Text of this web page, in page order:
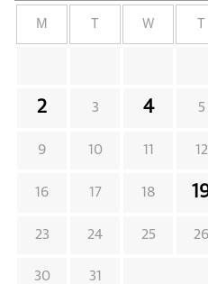
M W
2 3 4 5
9 10 11 12
16 17 18
23 24 25 26
30 31